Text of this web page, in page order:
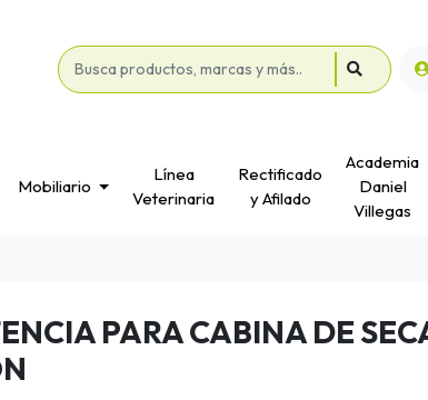
Mobiliario
Línea
Veterinaria
Rectificado
y Afilado
Academia
Daniel
Villegas
PARA CABINA DE